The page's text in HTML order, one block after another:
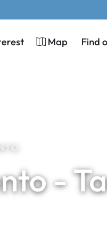
Map Find
-